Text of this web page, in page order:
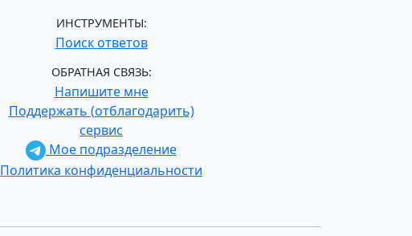
ИНСТРУМЕНТЫ:
Поиск ответов
ОБРАТНАЯ СВЯЗЬ:
Напишите мне
Поддержать (отблагодарить)
сервис
Мое подразделение
Политика конфиденциальности